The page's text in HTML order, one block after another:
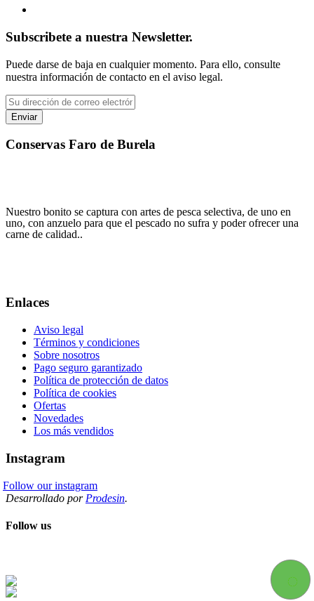
Subscribete a nuestra Newsletter.
Puede darse de baja en cualquier momento. Para ello, consulte
nuestra información de contacto en el aviso legal.
Conservas Faro de Burela
Nuestro bonito se captura con artes de pesca selectiva, de uno en
uno, con anzuelo para que el pescado no sufra y poder ofrecer una
carne de calidad..
Enlaces
Aviso legal
Términos y condiciones
Sobre nosotros
Pago seguro garantizado
Política de protección de datos
Política de cookies
Ofertas
Novedades
Los más vendidos
Instagram
Follow our instagram
Desarrollado por Prodesin.
Follow us